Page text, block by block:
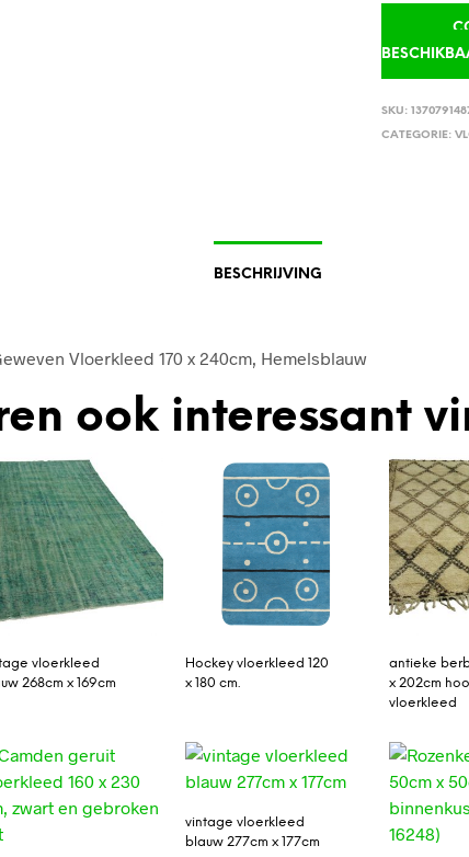
SKU:
CATEGORIE:
BESCHRIJVING
Vloerkleed 170 x 240cm, Hemelsblauw
ook interessant
vloerkleed
268cm x 169cm
Hockey vloerkleed 120
x 180 cm.
antieke
x 202cm
vloerkleed
vintage vloerkleed
blauw 277cm x 177cm